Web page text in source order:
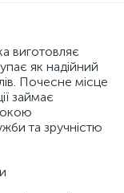
виготовляє
як надійний
Почесне місце
займає
та зручністю